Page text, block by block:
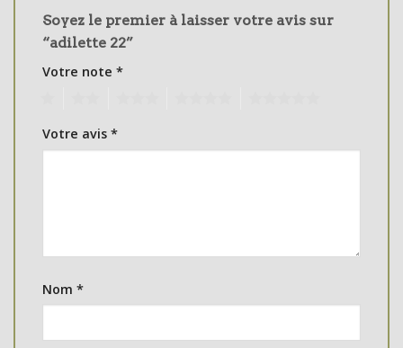
Soyez le premier à laisser votre avis sur
“adilette 22”
Votre note *
Votre avis *
Nom *